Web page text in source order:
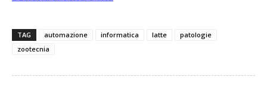
TAG automazione informatica latte
patologie
zootecnia